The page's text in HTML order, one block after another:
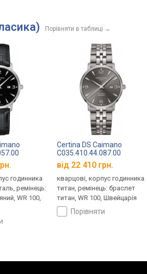
Порівняти в таблиці →
годинника
ремінець:
WR 100,
Certina DS Caimano
C035.410.44.087.00
від 22 410 грн.
кварцові, корпус годинника
титан, ремінець: браслет
титан, WR 100, Швейцарія
порівняти